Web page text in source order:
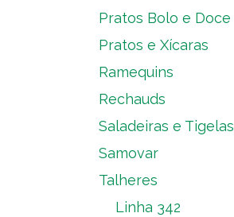
Pratos Bolo e Doce
Pratos e Xícaras
Ramequins
Rechauds
Saladeiras e Tigelas
Samovar
Talheres
Linha 342